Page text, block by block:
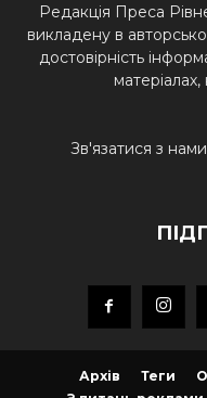
Редакція Преса
викладену в
достовірність
Зв'язатися з
Архів Теги